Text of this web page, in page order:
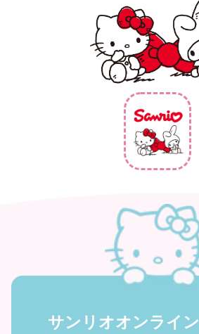
サンリオオンライ